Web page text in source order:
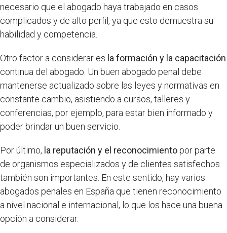
necesario que el abogado haya trabajado en casos
complicados y de alto perfil, ya que esto demuestra su
habilidad y competencia.
Otro factor a considerar es la formación y la capacitación
continua del abogado. Un buen abogado penal debe
mantenerse actualizado sobre las leyes y normativas en
constante cambio, asistiendo a cursos, talleres y
conferencias, por ejemplo, para estar bien informado y
poder brindar un buen servicio.
Por último, la reputación y el reconocimientopor parte
de organismos especializados y de clientes satisfechos
también son importantes. En este sentido, hay varios
abogados penales en España que tienen reconocimiento
a nivel nacional e internacional, lo que los hace una buena
opción a considerar.